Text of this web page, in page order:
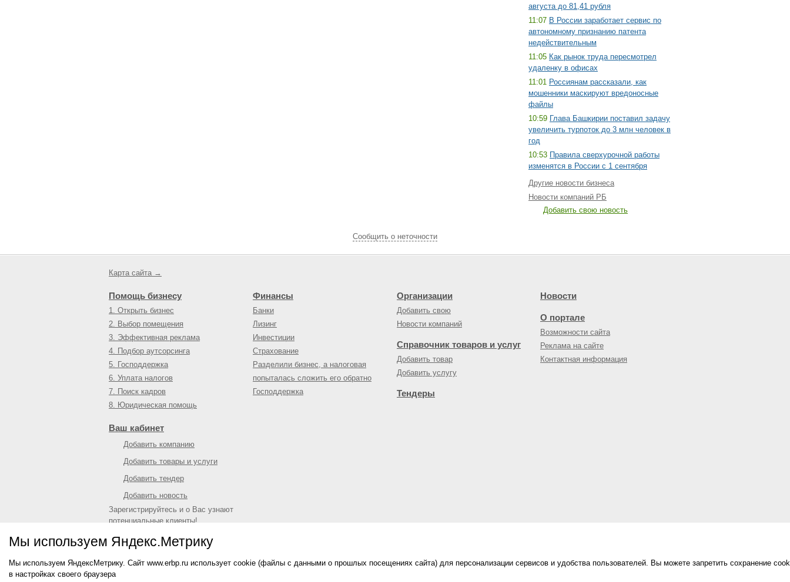
Мы используем Яндекс.Метрику
Мы используем ЯндексМетрику. Сайт www.erbp.ru использует cookie (файлы с данными о прошлых посещениях сайта) для персонализации сервисов и удобства пользователей. Вы можете запретить сохранение
в настройках своего браузера
августа до 81,41 рубля
11:07 В России заработает сервис по
автономному признанию патента
недействительным
11:05 Как рынок труда пересмотрел
удаленку в офисах
11:01 Россиянам рассказали, как
мошенники маскируют вредоносные
файлы
10:59 Глава Башкирии поставил задачу
увеличить турпоток до 3 млн человек в
год
10:53 Правила сверхурочной работы
изменятся в России с 1 сентября
Другие новости бизнеса
Новости компаний РБ
Добавить свою новость
Cообщить о неточности
Карта сайта →
Помощь бизнесу
1. Открыть бизнес
2. Выбор помещения
3. Эффективная реклама
4. Подбор аутсорсинга
5. Господдержка
6. Уплата налогов
7. Поиск кадров
8. Юридическая помощь
Финансы
Банки
Лизинг
Инвестиции
Страхование
Разделили бизнес, а налоговая
попыталась сложить его обратно
Господдержка
Организации
Добавить свою
Новости компаний
Справочник товаров и услуг
Добавить товар
Добавить услугу
Тендеры
Новости
О портале
Возможности сайта
Реклама на сайте
Контактная информация
Ваш кабинет
Добавить компанию
Добавить товары и услуги
Добавить тендер
Добавить новость
Зарегистрируйтесь и о Вас узнают
потенциальные клиенты!
© 2009—2026Единый республиканский бизнес-портал
О портале